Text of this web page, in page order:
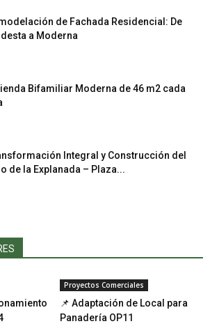
de Fachada Residencial: De
a Moderna
Bifamiliar Moderna de 46 m2 cada
Integral y Construcción del
de la Explanada – Plaza...
Proyectos Comerciales
📌 Adaptación de Local para
Panadería OP11